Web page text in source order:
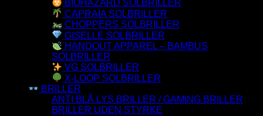
BIOHAZARD SOLBRILLER
CAPRAIA SOLBRILLER
CHOPPERS SOLBRILLER
GISELLE SOLBRILLER
HANDOUT APPAREL – BAMBUS
SOLBRILLER
VG SOLBRILLER
X-LOOP SOLBRILLER
BRILLER
ANTI BLÅ LYS BRILLER / GAMING BRILLER
BRILLER UDEN STYRKE